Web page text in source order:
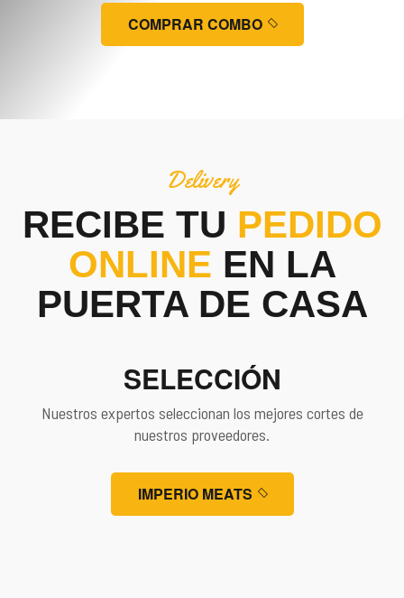
COMPRAR COMBO
Delivery
RECIBE TU PEDIDO
ONLINE EN LA
PUERTA DE CASA
01
SELECCIÓN
Nuestros expertos seleccionan los mejores cortes de
nuestros proveedores.
IMPERIO MEATS